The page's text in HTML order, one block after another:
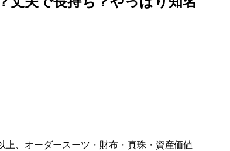
上、オーダースーツ・財布・真珠・資産価値